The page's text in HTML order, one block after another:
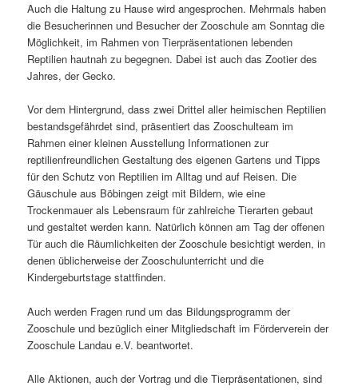
Auch die Haltung zu Hause wird angesprochen. Mehrmals haben
die Besucherinnen und Besucher der Zooschule am Sonntag die
Möglichkeit, im Rahmen von Tierpräsentationen lebenden
Reptilien hautnah zu begegnen. Dabei ist auch das Zootier des
Jahres, der Gecko.
Vor dem Hintergrund, dass zwei Drittel aller heimischen Reptilien
bestandsgefährdet sind, präsentiert das Zooschulteam im
Rahmen einer kleinen Ausstellung Informationen zur
reptilienfreundlichen Gestaltung des eigenen Gartens und Tipps
für den Schutz von Reptilien im Alltag und auf Reisen. Die
Gäuschule aus Böbingen zeigt mit Bildern, wie eine
Trockenmauer als Lebensraum für zahlreiche Tierarten gebaut
und gestaltet werden kann. Natürlich können am Tag der offenen
Tür auch die Räumlichkeiten der Zooschule besichtigt werden, in
denen üblicherweise der Zooschulunterricht und die
Kindergeburtstage stattfinden.
Auch werden Fragen rund um das Bildungsprogramm der
Zooschule und bezüglich einer Mitgliedschaft im Förderverein der
Zooschule Landau e.V. beantwortet.
Alle Aktionen, auch der Vortrag und die Tierpräsentationen, sind